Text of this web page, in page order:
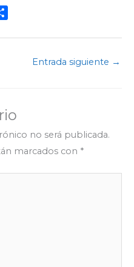
m
i
Entrada siguiente →
no será publicada.
marcados con *